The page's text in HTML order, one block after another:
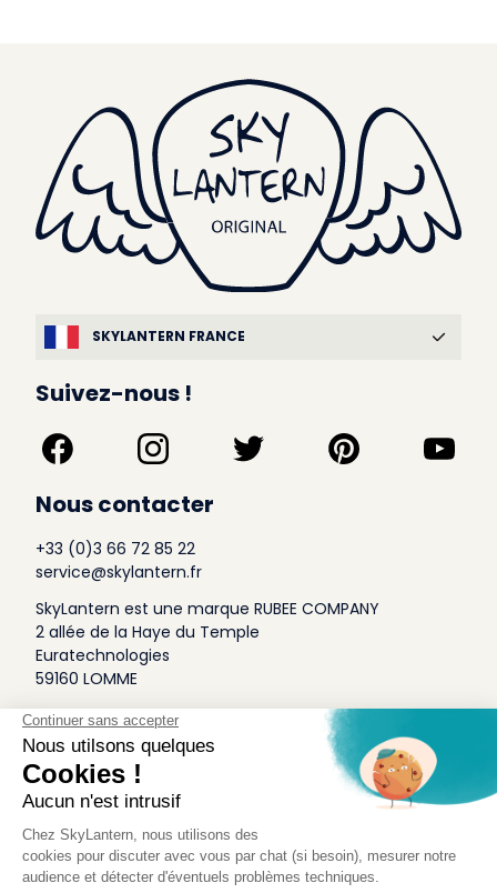
SKYLANTERN FRANCE
Suivez-nous !
Nous contacter
+33 (0)3 66 72 85 22
service@skylantern.fr
SkyLantern est une marque RUBEE COMPANY
2 allée de la Haye du Temple
Euratechnologies
59160 LOMME
A Propos
Qui sommes-nous
Conditions générales de Vente
Mentions légales
Politique Antispam